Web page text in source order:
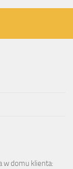
w domu klienta: